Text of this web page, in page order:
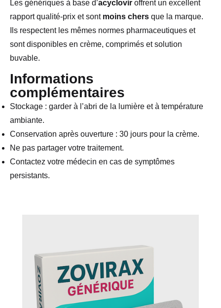
Les génériques à base d’acyclovir offrent un excellent
rapport qualité-prix et sont moins chers que la marque.
Ils respectent les mêmes normes pharmaceutiques et
sont disponibles en crème, comprimés et solution
buvable.
Informations
complémentaires
Stockage : garder à l’abri de la lumière et à température
ambiante.
Conservation après ouverture : 30 jours pour la crème.
Ne pas partager votre traitement.
Contactez votre médecin en cas de symptômes
persistants.